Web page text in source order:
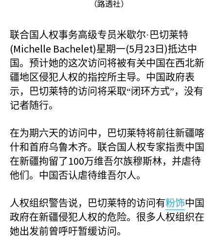
（路透社）
联合国人权事务高级专员米歇尔·巴切莱特
(Michelle Bachelet)星期一(5月 23 日 )抵达中
国。预计她的这次访问将被有关中国在西北新
疆地区侵犯人权的指控所主导。中国政府表
示，巴切莱特的访问将采取“闭环方式”，没有
记者随行。
在为期六天的访问中，巴切莱特将前往新疆喀
什和首府乌鲁木齐。联合国人权专家指责中国
在新疆拘留了100万维吾尔族穆斯林，并虐待
他们。中国否认虐待维吾尔人。
人权组织警告说，巴切莱特的访问有粉饰中国
政府在新疆侵犯人权的危险。很多人权组织在
她出发前曾呼吁暂缓访问。